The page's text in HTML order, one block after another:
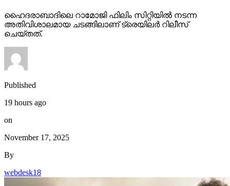
ഹൈദരാബാദിലെ റാമോജി ഫിലിം സിറ്റിയില്‍ നടന്ന
അതിവിശാലമായ ചടങ്ങിലാണ് ട്രെയിലര്‍ റിലീസ്
ചെയ്തത്.
Published
19 hours ago
on
November 17, 2025
By
webdesk18